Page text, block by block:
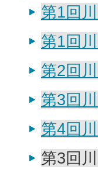
第1回
第1回
第2回
第3回
第4回
第3回